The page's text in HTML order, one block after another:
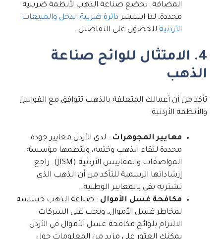
المضافة. تخضع صناعة الذهب لأنظمة ضريبية
محددة، لذا استشر دائرة ضريبة الدخل والمبيعات
الأردنية للحصول على التفاصيل.
4. الامتثال للوائح صناعة
الذهب
تأكد من أن أعمالك المتعلقة بالذهب تتوافق مع القوانين
والأنظمة الأردنية:
معايير المجوهرات : لدى الأردن معايير جودة
محددة لنقاء الذهب وختمه، وتنظمها مؤسسة
المواصفات والمقاييس الأردنية (JISM). راجع
إرشاداتها الرسمية للتأكد من أن الذهب الذي
تشتريه يفي بالمعايير الوطنية.
مكافحة غسل الأموال : صناعة الذهب حساسة
لمخاطر غسل الأموال، ويجب على الشركات
الالتزام بلوائح مكافحة غسل الأموال في الأردن.
يمكنك العثور على مزيد من المعلومات حول